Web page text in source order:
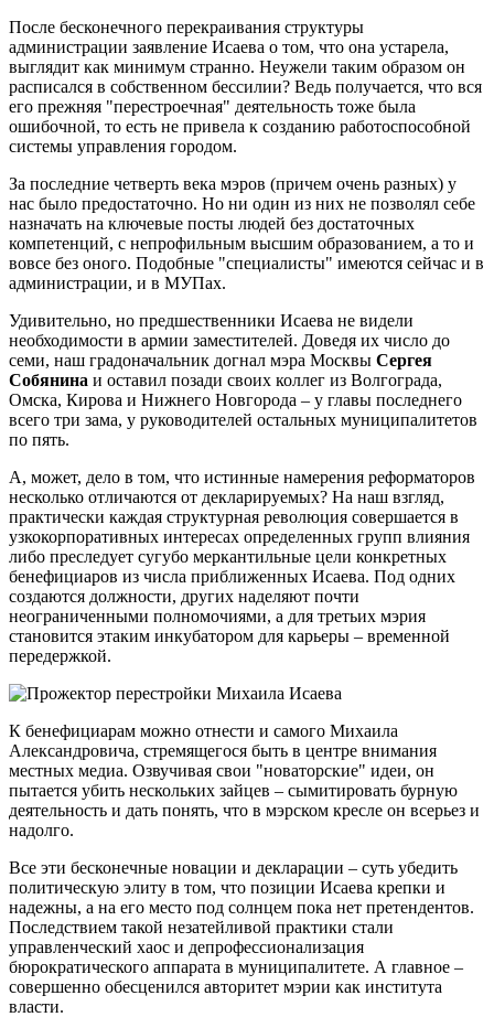
После бесконечного перекраивания структуры
администрации заявление Исаева о том, что она устарела,
выглядит как минимум странно. Неужели таким образом он
расписался в собственном бессилии? Ведь получается, что вся
его прежняя "перестроечная" деятельность тоже была
ошибочной, то есть не привела к созданию работоспособной
системы управления городом.
За последние четверть века мэров (причем очень разных) у
нас было предостаточно. Но ни один из них не позволял себе
назначать на ключевые посты людей без достаточных
компетенций, с непрофильным высшим образованием, а то и
вовсе без оного. Подобные "специалисты" имеются сейчас и в
администрации, и в МУПах.
Удивительно, но предшественники Исаева не видели
необходимости в армии заместителей. Доведя их число до
семи, наш градоначальник догнал мэра Москвы Сергея
Собянина и оставил позади своих коллег из Волгограда,
Омска, Кирова и Нижнего Новгорода – у главы последнего
всего три зама, у руководителей остальных муниципалитетов
по пять.
А, может, дело в том, что истинные намерения реформаторов
несколько отличаются от декларируемых? На наш взгляд,
практически каждая структурная революция совершается в
узкокорпоративных интересах определенных групп влияния
либо преследует сугубо меркантильные цели конкретных
бенефициаров из числа приближенных Исаева. Под одних
создаются должности, других наделяют почти
неограниченными полномочиями, а для третьих мэрия
становится этаким инкубатором для карьеры – временной
передержкой.
К бенефициарам можно отнести и самого Михаила
Александровича, стремящегося быть в центре внимания
местных медиа. Озвучивая свои "новаторские" идеи, он
пытается убить нескольких зайцев – сымитировать бурную
деятельность и дать понять, что в мэрском кресле он всерьез и
надолго.
Все эти бесконечные новации и декларации – суть убедить
политическую элиту в том, что позиции Исаева крепки и
надежны, а на его место под солнцем пока нет претендентов.
Последствием такой незатейливой практики стали
управленческий хаос и депрофессионализация
бюрократического аппарата в муниципалитете. А главное –
совершенно обесценился авторитет мэрии как института
власти.